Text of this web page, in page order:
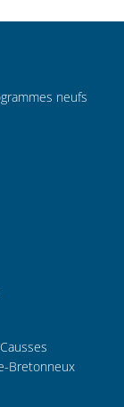
neufs
Bretonneux